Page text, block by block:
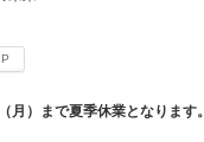
）まで夏季休業となります。